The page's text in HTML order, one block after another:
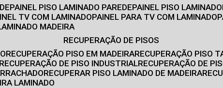
PAINEL PISO LAMINADO PAREDE PAINEL PISO LAMINADO
TV COM LAMINADO PAINEL PARA TV COM LAMINADO
MADEIRA
RECUPERAÇÃO DE PISOS
RECUPERAÇÃO PISO EM MADEIRA RECUPERAÇÃO PISO
RECUPERAÇÃO DE PISO INDUSTRIAL RECUPERAÇÃO DE
RECUPERAR PISO LAMINADO DE MADEIRA
LAMINADO